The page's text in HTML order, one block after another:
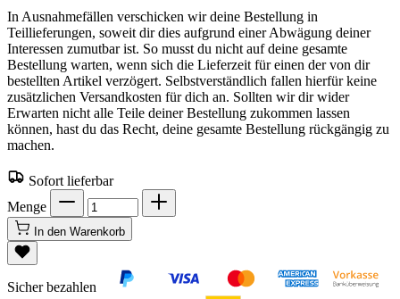
In Ausnahmefällen verschicken wir deine Bestellung in
Teillieferungen, soweit dir dies aufgrund einer Abwägung deiner
Interessen zumutbar ist. So musst du nicht auf deine gesamte
Bestellung warten, wenn sich die Lieferzeit für einen der von dir
bestellten Artikel verzögert. Selbstverständlich fallen hierfür keine
zusätzlichen Versandkosten für dich an. Sollten wir dir wider
Erwarten nicht alle Teile deiner Bestellung zukommen lassen
können, hast du das Recht, deine gesamte Bestellung rückgängig zu
machen.
Sofort lieferbar
Menge
In den Warenkorb
Sicher bezahlen